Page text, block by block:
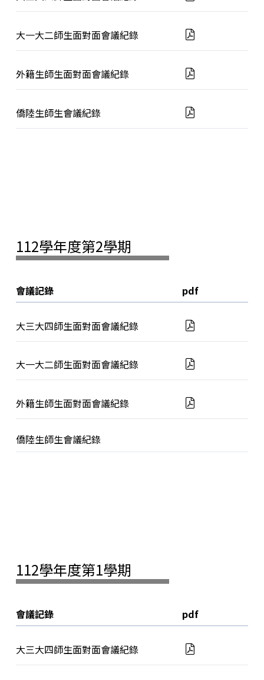
大一大二師生面對面會議紀錄
外籍生師生面對面會議紀錄
僑陸生師生會議紀錄
112學年度第2學期
會議記錄 pdf
大三大四師生面對面會議紀錄
大一大二師生面對面會議紀錄
外籍生師生面對面會議紀錄
僑陸生師生會議紀錄
112學年度第1學期
會議記錄 pdf
大三大四師生面對面會議紀錄